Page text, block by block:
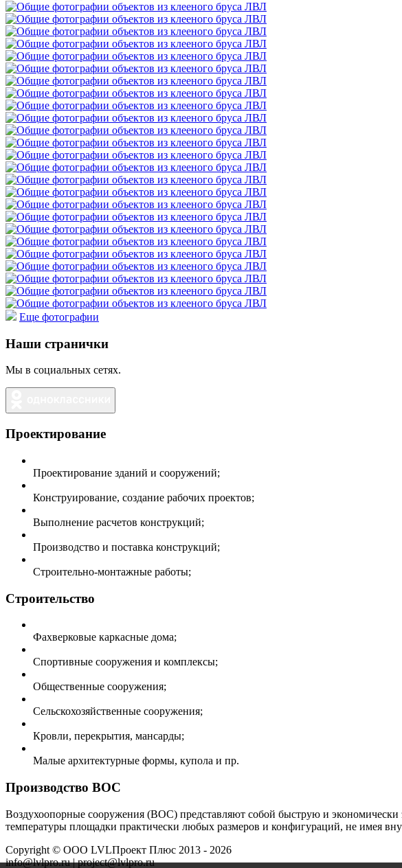
Еще фотографии
Наши странички
Мы в социальных сетях.
Проектирование
Проектирование зданий и сооружений;
Конструирование, создание рабочих проектов;
Выполнение расчетов конструкций;
Производство и поставка конструкций;
Строительно-монтажные работы;
Строительство
Фахверковые каркасные дома;
Спортивные сооружения и комплексы;
Общественные сооружения;
Сельскохозяйственные сооружения;
Кровли, перекрытия, мансарды;
Малые архитектурные формы, купола и пр.
Производство ВОС
Воздухоопорные сооружения (ВОС) представляют собой быструю и экономически
температуры площадки практически любых размеров и конфигураций, не имея
Copyright © ООО LVLПроект Плюс 2013 - 2026
info@lvlpro.ru | project@lvlpro.ru